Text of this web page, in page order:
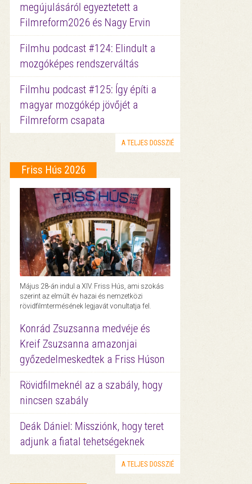
megújulásáról egyeztetett a
Filmreform2026 és Nagy Ervin
Filmhu podcast #124: Elindult a
mozgóképes rendszerváltás
Filmhu podcast #125: Így építi a
magyar mozgókép jövőjét a
Filmreform csapata
A TELJES DOSSZIÉ
Friss Hús 2026
Május 28-án indul a XIV. Friss Hús, ami szokás
szerint az elmúlt év hazai és nemzetközi
rövidfilmtermésének legjavát vonultatja fel.
Konrád Zsuzsanna medvéje és
Kreif Zsuzsanna amazonjai
győzedelmeskedtek a Friss Húson
Rövidfilmeknél az a szabály, hogy
nincsen szabály
Deák Dániel: Missziónk, hogy teret
adjunk a fiatal tehetségeknek
A TELJES DOSSZIÉ